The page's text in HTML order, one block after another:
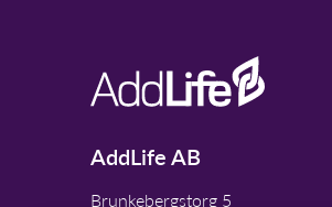
AddLife AB
Brunkebergstorg 5